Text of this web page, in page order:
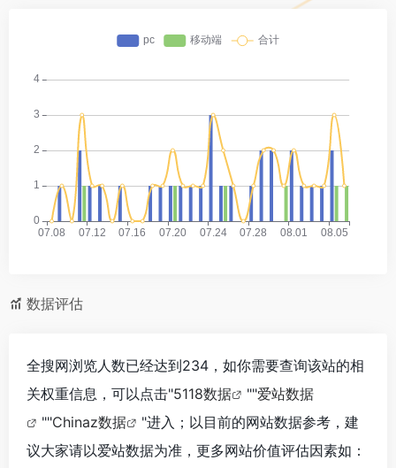
数据评估
全搜网浏览人数已经达到234，如你需要查询该站的相
关权重信息，可以点击"5118数据 ""爱站数据
""Chinaz数据
"进入；以目前的网站数据参考，建
议大家请以爱站数据为准，更多网站价值评估因素如：